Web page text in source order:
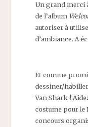
Un grand merci
de l’album
autoriser à
d’ambiance. A
Et comme
dessiner/
Van Shark !
costume pour le
concours